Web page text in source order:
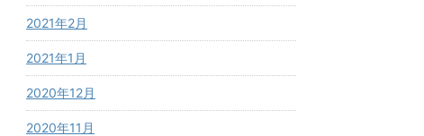
2021年2月
2021年1月
2020年12月
2020年11月